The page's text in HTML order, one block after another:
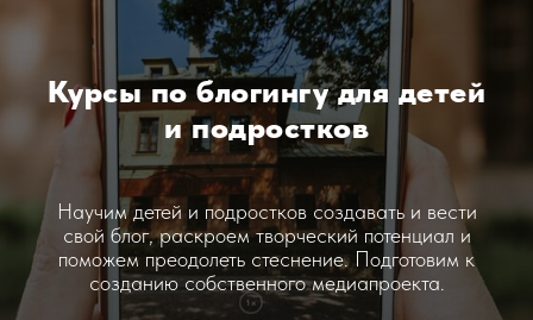
Курсы по блогингу для детей
и подростков
Научим детей и подростков создавать и вести
свой блог, раскроем творческий потенциал и
поможем преодолеть стеснение. Подготовим к
созданию собственного медиапроекта.